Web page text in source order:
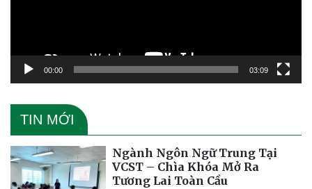
00:00 03:09
TIN MỚI
Ngành Ngôn Ngữ Trung Tại
VCST – Chìa Khóa Mở Ra
Tương Lai Toàn Cầu